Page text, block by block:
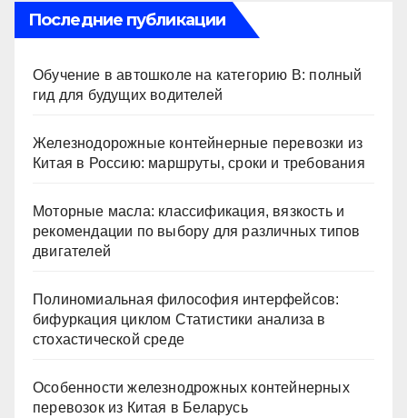
Последние публикации
Обучение в автошколе на категорию В: полный
гид для будущих водителей
Железнодорожные контейнерные перевозки из
Китая в Россию: маршруты, сроки и требования
Моторные масла: классификация, вязкость и
рекомендации по выбору для различных типов
двигателей
Полиномиальная философия интерфейсов:
бифуркация циклом Статистики анализа в
стохастической среде
Особенности железнодрожных контейнерных
перевозок из Китая в Беларусь